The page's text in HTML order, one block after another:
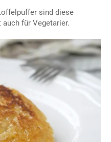
sind diese
auch für Vegetarier.